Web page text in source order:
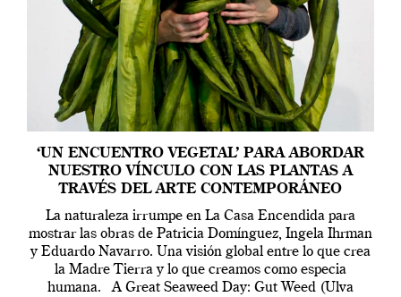
‘UN ENCUENTRO VEGETAL’ PARA ABORDAR
NUESTRO VÍNCULO CON LAS PLANTAS A
TRAVÉS DEL ARTE CONTEMPORÁNEO
La naturaleza irrumpe en La Casa Encendida para
mostrar las obras de Patricia Domínguez, Ingela Ihrman
y Eduardo Navarro. Una visión global entre lo que crea
la Madre Tierra y lo que creamos como especia
humana. A Great Seaweed Day: Gut Weed (Ulva